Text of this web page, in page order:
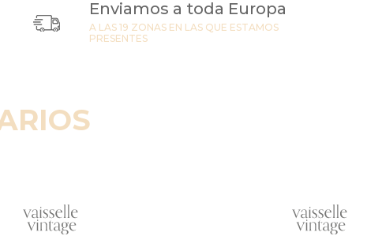
Enviamos a toda Europa
A LAS 19 ZONAS EN LAS QUE ESTAMOS
PRESENTES